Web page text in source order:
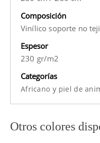
Composición
Vinílico soporte no
Espesor
230 gr/m2
Categorías
Africano y piel de
Otros colores